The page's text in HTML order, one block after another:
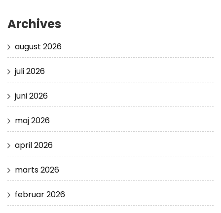
Archives
august 2026
juli 2026
juni 2026
maj 2026
april 2026
marts 2026
februar 2026